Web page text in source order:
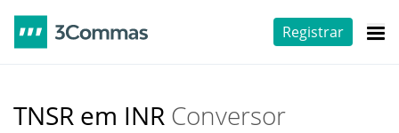
Registrar
TNSR em INR Conversor